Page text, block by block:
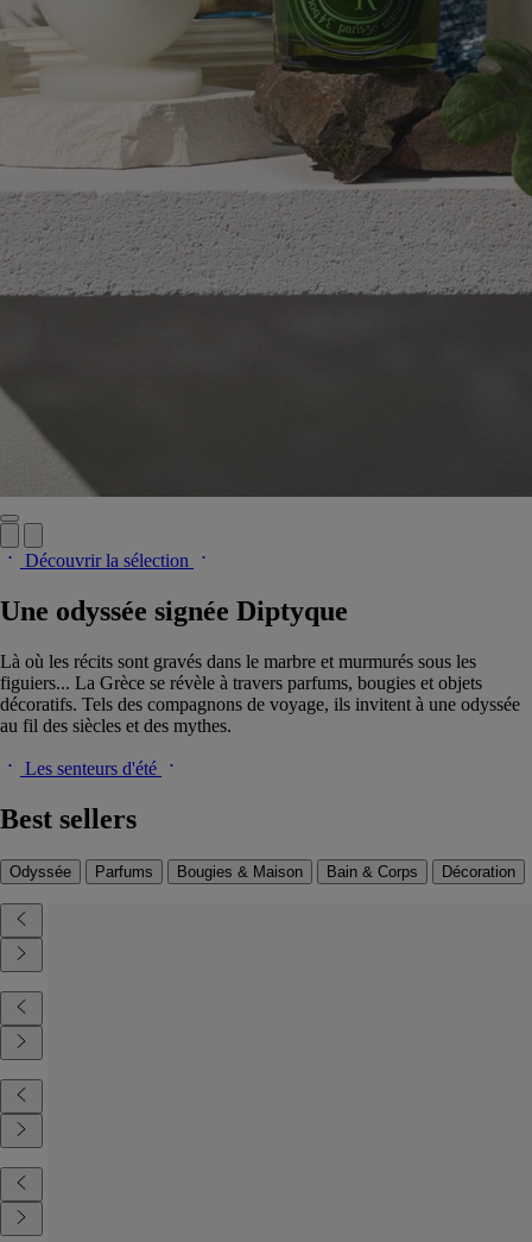
Découvrir la sélection
Une odyssée signée Diptyque
Là où les récits sont gravés dans le marbre et murmurés sous les
figuiers... La Grèce se révèle à travers parfums, bougies et objets
décoratifs. Tels des compagnons de voyage, ils invitent à une odyssée
au fil des siècles et des mythes.
Les senteurs d'été
Best sellers
Odyssée Parfums Bougies & Maison Bain & Corps Décoration